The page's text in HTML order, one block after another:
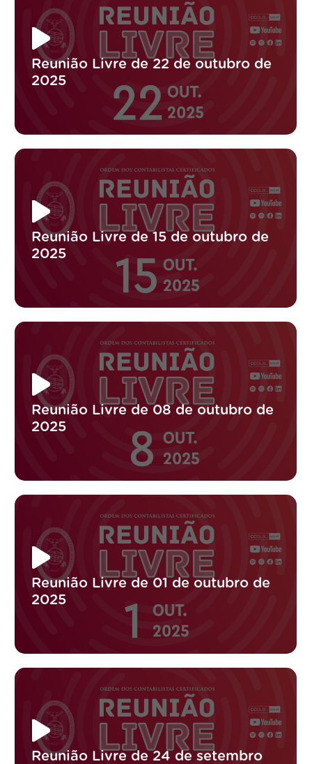
Reunião Livre de 22 de outubro de
2025
Reunião Livre de 15 de outubro de
2025
Reunião Livre de 08 de outubro de
2025
Reunião Livre de 01 de outubro de
2025
Reunião Livre de 24 de setembro